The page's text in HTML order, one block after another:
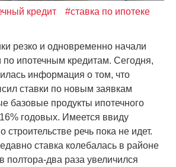
кредит
#ставка по ипотеке
резко и одновременно начали
по ипотечным кредитам. Сегодня,
информация о том, что
ставки по новым заявкам
базовые продукты ипотечного
годовых. Имеется ввиду
речь пока не идет.
ставка колебалась в районе
полтора-два раза увеличился